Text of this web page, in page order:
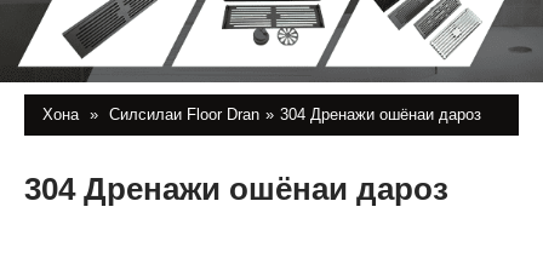
Хона » Силсилаи Floor Dran » 304 Дренажи ошёнаи дароз
304 Дренажи ошёнаи дароз